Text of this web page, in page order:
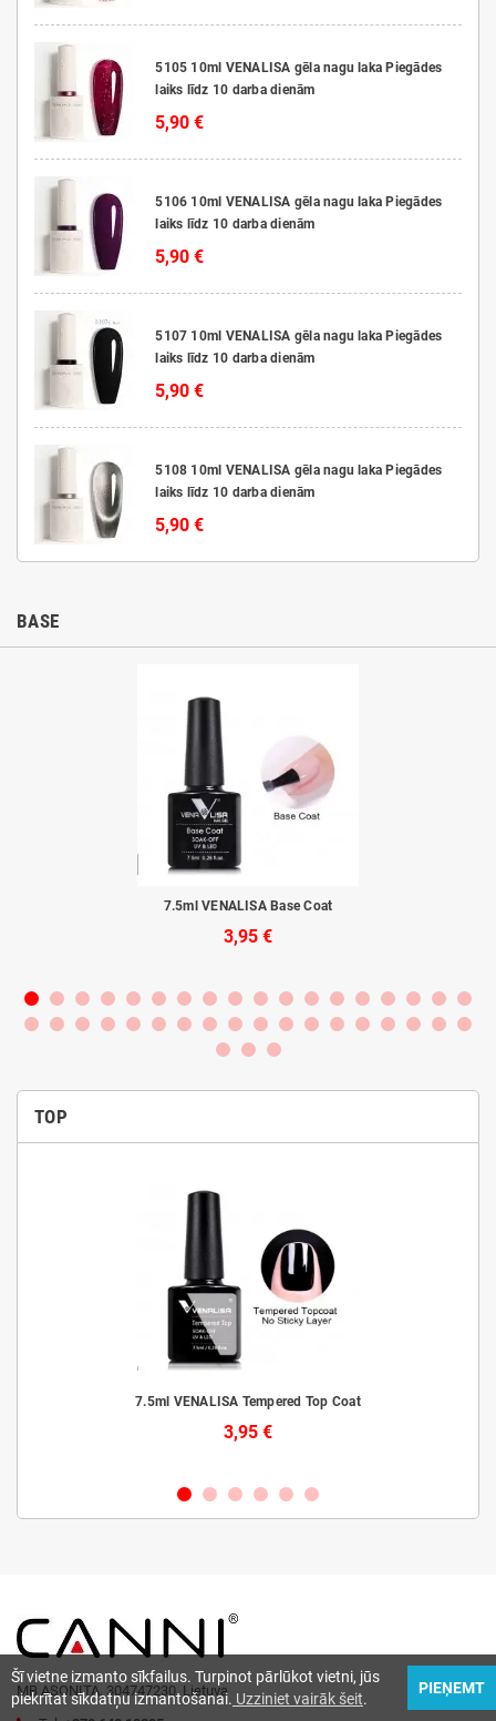
5105 10ml VENALISA gēla nagu laka Piegādes
laiks līdz 10 darba dienām
5,90 €
5106 10ml VENALISA gēla nagu laka Piegādes
laiks līdz 10 darba dienām
5,90 €
5107 10ml VENALISA gēla nagu laka Piegādes
laiks līdz 10 darba dienām
5,90 €
5108 10ml VENALISA gēla nagu laka Piegādes
laiks līdz 10 darba dienām
5,90 €
BASE
7.5ml VENALISA Base Coat
3,95 €
TOP
7.5ml VENALISA Tempered Top Coat
3,95 €
MB ASONITA, 304747230, Lietuva
Šī vietne izmanto sīkfailus. Turpinot pārlūkot vietni, jūs
piekrītat sīkdatņu izmantošanai. Uzziniet vairāk šeit.
PIEŅEMT